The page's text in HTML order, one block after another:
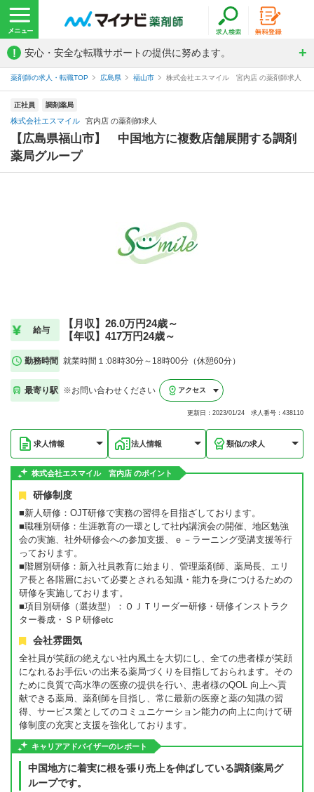
! 安心・安全な転職サポートの提供に努めます。
薬剤師の求人・転職TOP 広島県 福山市 株式会社エスマイル 宮内店 の薬剤師求人
正社員 調剤薬局
株式会社エスマイル 宮内店 の薬剤師求人
【広島県福山市】 中国地方に複数店舗展開する調剤
薬局グループ
給与
【月収】26.0万円24歳～
【年収】417万円24歳～
勤務時間 就業時間１:08時30分～18時00分（休憩60分）
最寄り駅 ※お問い合わせください アクセス
更新日：2023/01/24 求人番号：438110
求人情報 法人情報 類似の求人
株式会社エスマイル 宮内店 のポイント
研修制度
■新人研修：OJT研修で実務の習得を目指ざしております。
■職種別研修：生涯教育の一環として社内講演会の開催、地区勉強
会の実施、社外研修会への参加支援、ｅ－ラーニング受講支援等行
っております。
■階層別研修：新入社員教育に始まり、管理薬剤師、薬局長、エリ
ア長と各階層において必要とされる知識・能力を身につけるための
研修を実施しております。
■項目別研修（選抜型）：ＯＪＴリーダー研修・研修インストラク
ター養成・ＳＰ研修etc
会社雰囲気
全社員が笑顔の絶えない社内風土を大切にし、全ての患者様が笑顔
になれるお手伝いの出来る薬局づくりを目指しておられます。その
ために良質で高水準の医療の提供を行い、患者様のQOL 向上へ貢
献できる薬局、薬剤師を目指し、常に最新の医療と薬の知識の習
得、サービス業としてのコミュニケーション能力の向上に向けて研
修制度の充実と支援を強化しております。
キャリアアドバイザーのレポート
中国地方に着実に根を張り売上を伸ばしている調剤薬局グ
ループです。